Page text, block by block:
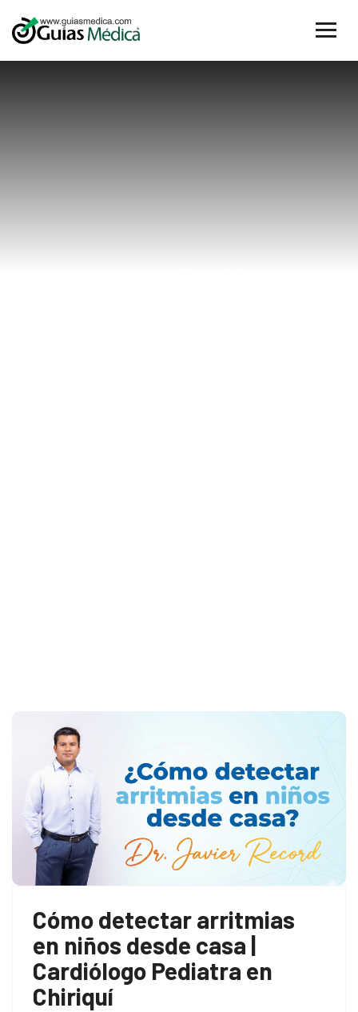
Cómo detectar arritmias
en niños desde casa |
Cardiólogo Pediatra en
Chiriquí